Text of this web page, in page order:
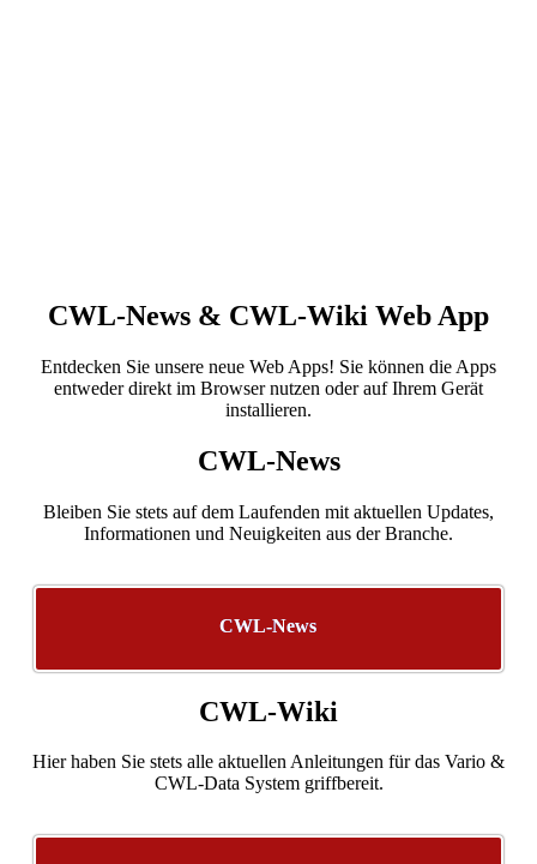
CWL-News & CWL-Wiki Web App
Entdecken Sie unsere neue Web Apps! Sie können die Apps
entweder direkt im Browser nutzen oder auf Ihrem Gerät
installieren.
CWL-News
Bleiben Sie stets auf dem Laufenden mit aktuellen Updates,
Informationen und Neuigkeiten aus der Branche.
CWL-News
CWL-Wiki
Hier haben Sie stets alle aktuellen Anleitungen für das Vario &
CWL-Data System griffbereit.